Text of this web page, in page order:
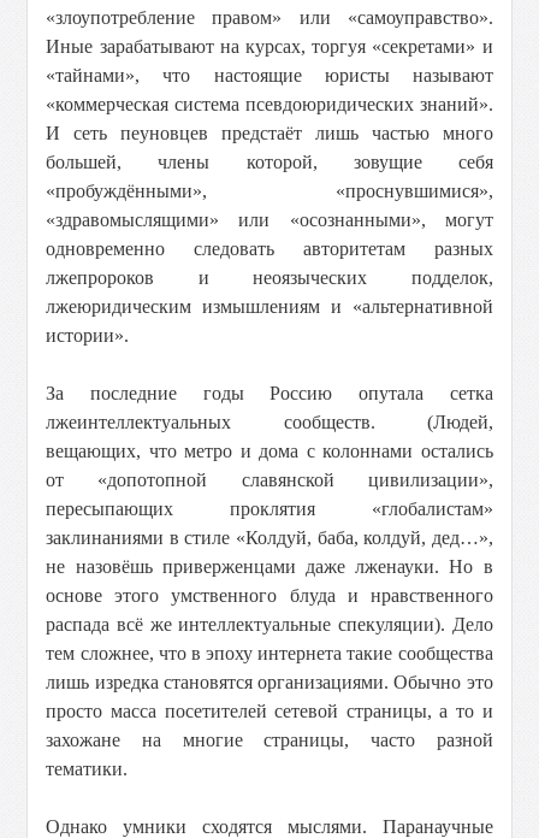
«злоупотребление правом» или «самоуправство».
Иные зарабатывают на курсах, торгуя «секретами» и
«тайнами», что настоящие юристы называют
«коммерческая система псевдоюридических знаний».
И сеть пеуновцев предстаёт лишь частью много
большей, члены которой, зовущие себя
«пробуждёнными», «проснувшимися»,
«здравомыслящими» или «осознанными», могут
одновременно следовать авторитетам разных
лжепророков и неоязыческих подделок,
лжеюридическим измышлениям и «альтернативной
истории».
За последние годы Россию опутала сетка
лжеинтеллектуальных сообществ. (Людей,
вещающих, что метро и дома с колоннами остались
от «допотопной славянской цивилизации»,
пересыпающих проклятия «глобалистам»
заклинаниями в стиле «Колдуй, баба, колдуй, дед…»,
не назовёшь приверженцами даже лженауки. Но в
основе этого умственного блуда и нравственного
распада всё же интеллектуальные спекуляции). Дело
тем сложнее, что в эпоху интернета такие сообщества
лишь изредка становятся организациями. Обычно это
просто масса посетителей сетевой страницы, а то и
захожане на многие страницы, часто разной
тематики.
Однако умники сходятся мыслями. Паранаучные